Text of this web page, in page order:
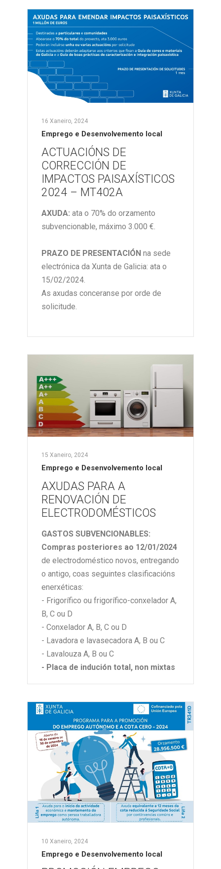
16 Xaneiro, 2024
Emprego e Desenvolvemento local
ACTUACIÓNS DE
CORRECCIÓN DE
IMPACTOS PAISAXÍSTICOS
2024 – MT402A
AXUDA: ata o 70% do orzamento
subvencionable, máximo 3.000 €.
PRAZO DE PRESENTACIÓN na sede
electrónica da Xunta de Galicia: ata o
15/02/2024.
As axudas conceranse por orde de
solicitude.
15 Xaneiro, 2024
Emprego e Desenvolvemento local
AXUDAS PARA A
RENOVACIÓN DE
ELECTRODOMÉSTICOS
GASTOS SUBVENCIONABLES:
Compras posteriores ao 12/01/2024
de electrodoméstico novos, entregando
o antigo, coas seguintes clasificacións
enerxéticas:
- Frigorífico ou frigorífico-conxelador A,
B, C ou D
- Conxelador A, B, C ou D
- Lavadora e lavasecadora A, B ou C
- Lavalouza A, B ou C
- Placa de indución total, non mixtas
10 Xaneiro, 2024
Emprego e Desenvolvemento local